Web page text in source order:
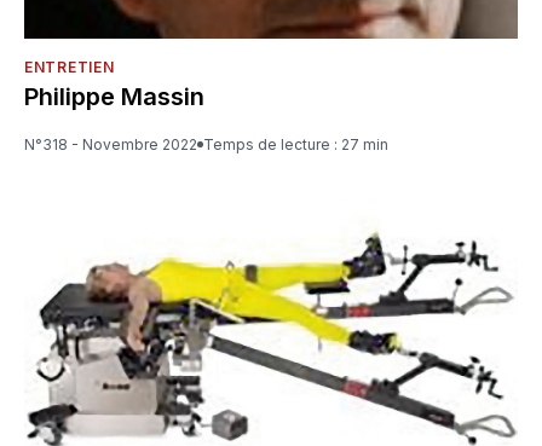
ENTRETIEN
Philippe Massin
N°318 - Novembre 2022 Temps de lecture : 27 min